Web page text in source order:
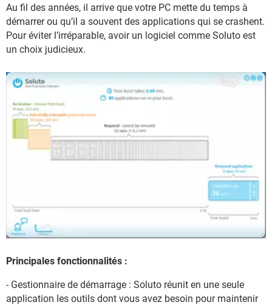
Au fil des années, il arrive que votre PC mette du temps à
démarrer ou qu’il a souvent des applications qui se crashent.
Pour éviter l’irréparable, avoir un logiciel comme Soluto est
un choix judicieux.
Principales fonctionnalités :
- Gestionnaire de démarrage : Soluto réunit en une seule
application les outils dont vous avez besoin pour maintenir